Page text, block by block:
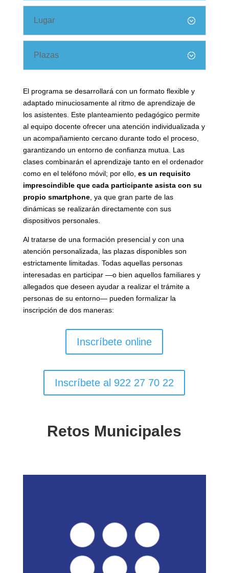
Lugar
Plazas
El programa se desarrollará con un formato flexible y
adaptado minuciosamente al ritmo de aprendizaje de
los asistentes. Este planteamiento pedagógico permite
al equipo docente ofrecer una atención individualizada y
un acompañamiento cercano durante todo el proceso,
garantizando un entorno de confianza mutua. Las
clases combinarán el aprendizaje tanto en el ordenador
como en el teléfono móvil; por ello, es un requisito
imprescindible que cada participante asista con su
propio smartphone, ya que gran parte de las
dinámicas se realizarán directamente con sus
dispositivos personales.
Al tratarse de una formación presencial y con una
atención personalizada, las plazas disponibles son
estrictamente limitadas. Todas aquellas personas
interesadas en participar —o bien aquellos familiares y
allegados que deseen ayudar a realizar el trámite a
personas de su entorno— pueden formalizar la
inscripción de dos maneras:
Inscríbete online
Inscríbete al 922 27 70 22
Retos Municipales